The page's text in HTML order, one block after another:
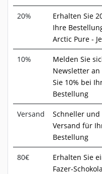
20%
Erhalten Sie
Ihre
Arctic Pure -
10%
Melden Sie
Newsletter
Sie 10% bei
Bestellung
Versand
Schneller und
Versand für
Bestellung
80€
Erhalten Sie
Fazer-